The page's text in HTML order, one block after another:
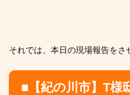
それでは、本日の現場報告をさ
■【紀の川市】T